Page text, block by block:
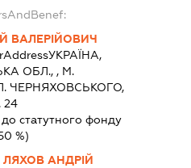
ВАЛЕРІЙОВИЧ
УКРАЇНА,
ОБЛ., , М.
ЧЕРНЯХОВСЬКОГО,
24
статутного фонду
%)
ЛЯХОВ АНДРІЙ